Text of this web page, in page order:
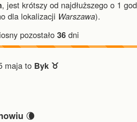
, jest krótszy od najdłuższego o 1
dla lokalizacji Warszawa).
pozostało 36 dni
maja to Byk ♉︎
🌘